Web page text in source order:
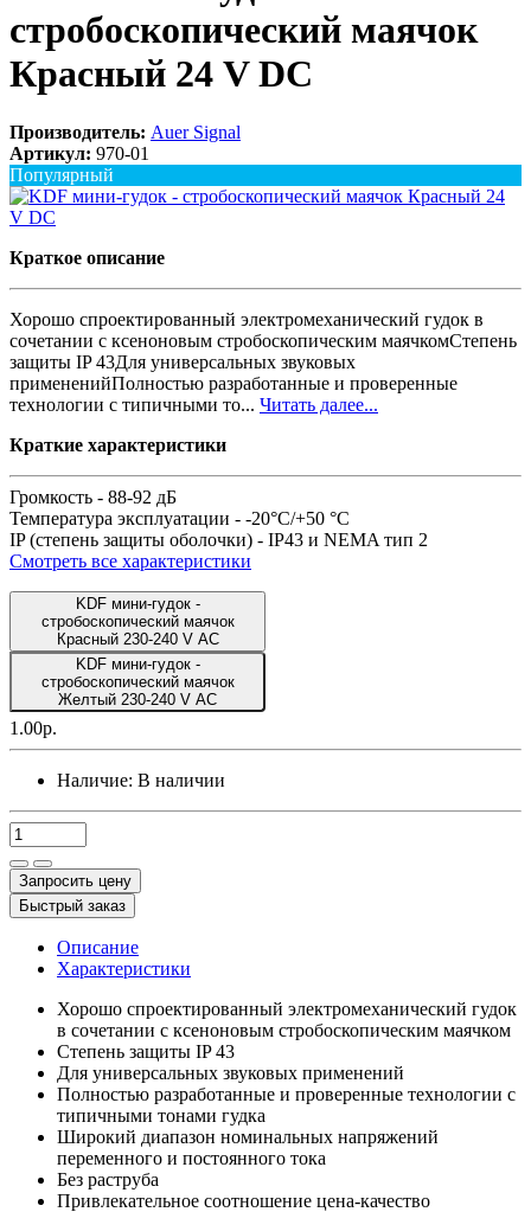
стробоскопический маячок
Красный 24 V DC
Производитель: Auer Signal
Артикул: 970-01
Популярный
Краткое описание
Хорошо спроектированный электромеханический гудок в
сочетании с ксеноновым стробоскопическим маячкомСтепень
защиты IP 43Для универсальных звуковых
примененийПолностью разработанные и проверенные
технологии с типичными то... Читать далее...
Краткие характеристики
Громкость - 88-92 дБ
Температура эксплуатации - -20°C/+50 °C
IP (степень защиты оболочки) - IP43 и NEMA тип 2
Смотреть все характеристики
KDF мини-гудок -
стробоскопический маячок
Красный 230-240 V AC
KDF мини-гудок -
стробоскопический маячок
Желтый 230-240 V AC
1.00р.
Наличие: В наличии
Запросить цену
Быстрый заказ
Описание
Характеристики
Хорошо спроектированный электромеханический гудок
в сочетании с ксеноновым стробоскопическим маячком
Степень защиты IP 43
Для универсальных звуковых применений
Полностью разработанные и проверенные технологии с
типичными тонами гудка
Широкий диапазон номинальных напряжений
переменного и постоянного тока
Без раструба
Привлекательное соотношение цена-качество